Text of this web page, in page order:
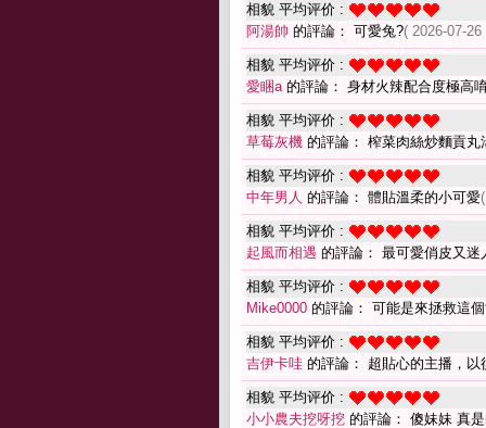
相貌 平均评价 :
阿湯帥 的評論： 可愛兔?( 2026-07-
相貌 平均评价 :
愛睏a的評論： 身材火辣配合度極高
相貌 平均评价 :
草莓灰機 的評論： 榨菜肉絲炒麵貢丸
相貌 平均评价 :
中年男人 的評論： 體貼溫柔的小可愛
相貌 平均评价 :
起風而相遇 的評論： 最可愛俏皮又
相貌 平均评价 :
Mike0000 的評論： 可能是來拯救這
相貌 平均评价 :
吉伊卡哇 的評論： 超貼心的主播，以
相貌 平均评价 :
小小農夫挖呀挖 的評論： 傻妹妹 真